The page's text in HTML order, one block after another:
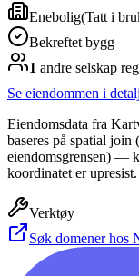
Enebolig(Tatt i
Bekreftet bygg
1 andre selskap
Se eiendommen i detalj
Eiendomsdata fra
baseres på spatial
eiendomsgrensen) —
koordinatet er upresist.
Verktøy
Søk domener hos